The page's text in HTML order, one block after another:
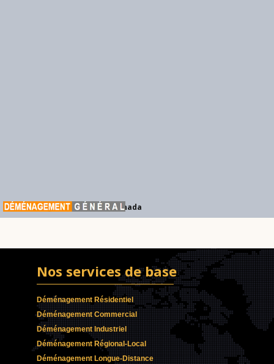
Déménagement Général Canada
Déménagement Résidentiel
Déménagement Commercial
Déménagement Industriel
Déménagement Régional-Local
Déménagement Longue-Distance
Nos services de base